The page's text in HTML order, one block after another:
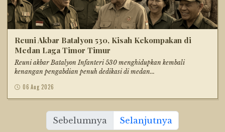
Reuni Akbar Batalyon 530, Kisah Kekompakan di
Medan Laga Timor Timur
Reuni akbar Batalyon Infanteri 530 menghidupkan kembali
kenangan pengabdian penuh dedikasi di medan...
06 Aug 2026
Sebelumnya Selanjutnya